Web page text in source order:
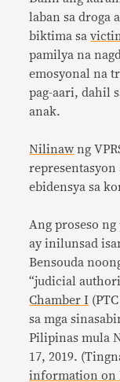
laban sa droga
biktima sa
pamilya na
emosyonal na
pag-aari, dahil
anak.
Nilinaw ng
ebidensya sa
Ang proseso
ay inilunsad
Bensouda
“judicial
Chamber I
sa mga
Pilipinas mula
17, 2019.
information on